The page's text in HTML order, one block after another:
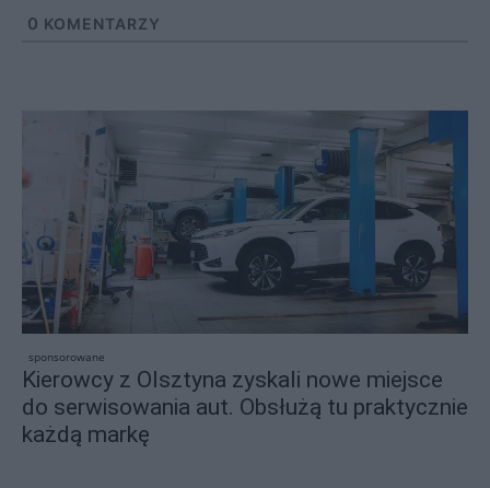
0 KOMENTARZY
sponsorowane
Kierowcy z Olsztyna zyskali nowe miejsce
do serwisowania aut. Obsłużą tu praktycznie
każdą markę